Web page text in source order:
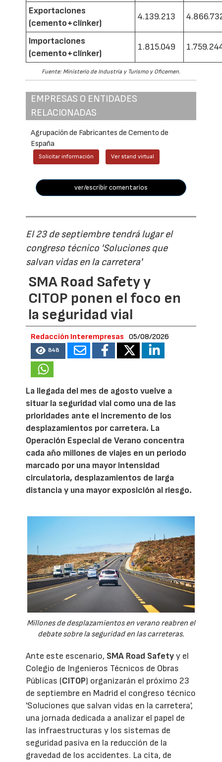
Exportaciones
(cemento+clínker)
4.139.213
Importaciones
(cemento+clínker)
1.815.049
Fuente: Ministerio de Industria y Turismo y Oficemen.
EMPRESAS O ENTIDADES
RELACIONADAS
Agrupación de Fabricantes de Cemento de
España
Solicitar información Ver stand virtual
ver/escribir comentarios
El 23 de septiembre tendrá lugar el
congreso técnico 'Soluciones que
salvan vidas en la carretera'
SMA Road Safety y
CITOP ponen el foco en
la seguridad vial
Redacción Interempresas 05/08/2026
848
La llegada del mes de agosto vuelve a
situar la seguridad vial como una de las
prioridades ante el incremento de los
desplazamientos por carretera. La
Operación Especial de Verano concentra
cada año millones de viajes en un periodo
marcado por una mayor intensidad
circulatoria, desplazamientos de larga
distancia y una mayor exposición al riesgo.
Millones de desplazamientos en verano reabren el
debate sobre la seguridad en las carreteras.
Ante este escenario, SMA Road Safetyy el
Colegio de Ingenieros Técnicos de Obras
Públicas (CITOP) organizarán el próximo 23
de septiembre en Madrid el congreso técnico
'Soluciones que salvan vidas en la carretera',
una jornada dedicada a analizar el papel de
las infraestructuras y los sistemas de
seguridad pasiva en la reducción de la
gravedad de los accidentes. La cita, de